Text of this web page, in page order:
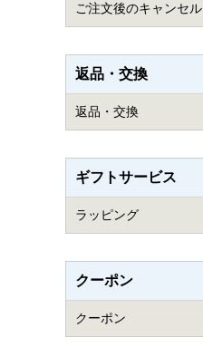
ご注文後のキャンセル
返品・交換
返品・交換
ギフトサービス
ラッピング
クーポン
クーポン